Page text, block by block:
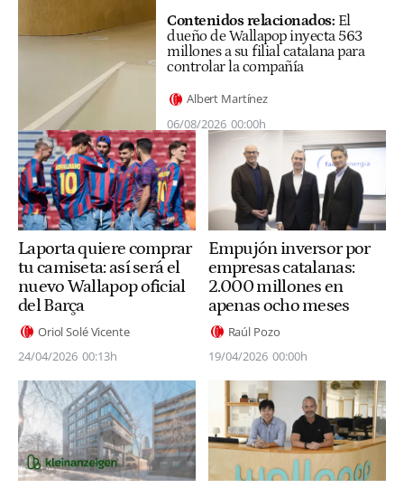
Contenidos relacionados: El
dueño de Wallapop inyecta 563
millones a su filial catalana para
controlar la compañía
Albert Martínez
06/08/2026 00:00h
Laporta quiere comprar
tu camiseta: así será el
nuevo Wallapop oficial
del Barça
Oriol Solé Vicente
24/04/2026 00:13h
Empujón inversor por
empresas catalanas:
2.000 millones en
apenas ocho meses
Raúl Pozo
19/04/2026 00:00h